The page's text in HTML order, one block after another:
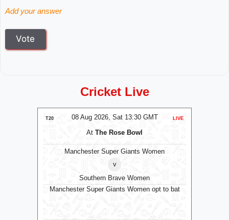
Add your answer
Cricket Live
08 Aug 2026, Sat 13:30 GMT
T20 LIVE
At The Rose Bowl
Manchester Super Giants Women
v
Southern Brave Women
Manchester Super Giants Women opt to bat